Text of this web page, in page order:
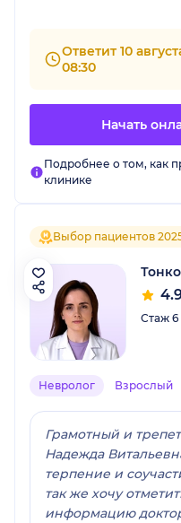
Ответит 10
08:30
Начать
Подробнее о том, как
клинике
Выбор пациентов
Стаж 6
Невролог Взрослый
Грамотный и
Надежда
терпение и
так же хочу
информацию